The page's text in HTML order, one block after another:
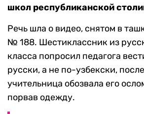
школ республиканской
Речь шла о видео, снятом в
№ 188. Шестиклассник из
класса попросил педагога
русски, а не по-узбекски,
учительница обозвала его
порвав одежду.